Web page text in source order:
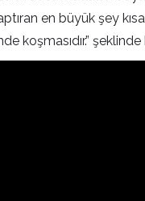
en büyük şey
koşmasıdır.”